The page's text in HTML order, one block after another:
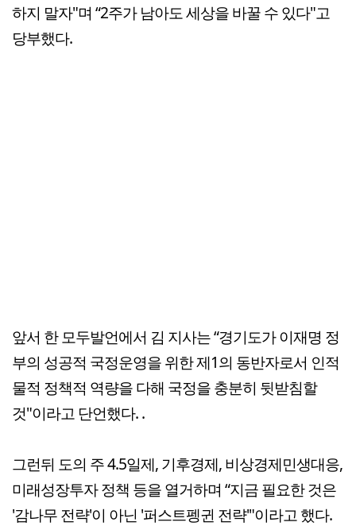
하지 말자"며 “2주가 남아도 세상을 바꿀 수 있다"고
당부했다.
앞서 한 모두발언에서 김 지사는 “경기도가 이재명 정
부의 성공적 국정운영을 위한 제1의 동반자로서 인적
물적 정책적 역량을 다해 국정을 충분히 뒷받침할
것"이라고 단언했다. .
그런뒤 도의 주 4.5일제, 기후경제, 비상경제민생대응,
미래성장투자 정책 등을 열거하며 “지금 필요한 것은
'감나무 전략'이 아닌 '퍼스트펭귄 전략'"이라고 했다.